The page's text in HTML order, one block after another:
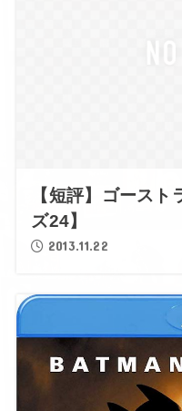
【短評】ゴース
ズ24】
2013.11.22